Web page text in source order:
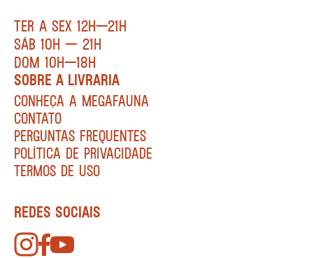
TER A SEX 12H—21H
SÁB 10H — 21H
DOM 10H—18H
SOBRE A LIVRARIA
CONHEÇA A MEGAFAUNA
CONTATO
PERGUNTAS FREQUENTES
POLÍTICA DE PRIVACIDADE
TERMOS DE USO
REDES SOCIAIS